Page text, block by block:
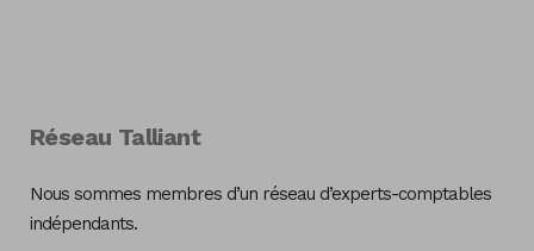
Réseau Talliant
Nous sommes membres d’un réseau d’experts-comptables
indépendants.